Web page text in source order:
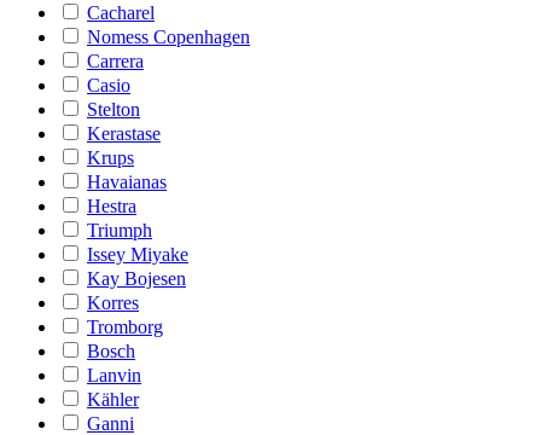
Cacharel
Nomess Copenhagen
Carrera
Casio
Stelton
Kerastase
Krups
Havaianas
Hestra
Triumph
Issey Miyake
Kay Bojesen
Korres
Tromborg
Bosch
Lanvin
Kähler
Ganni